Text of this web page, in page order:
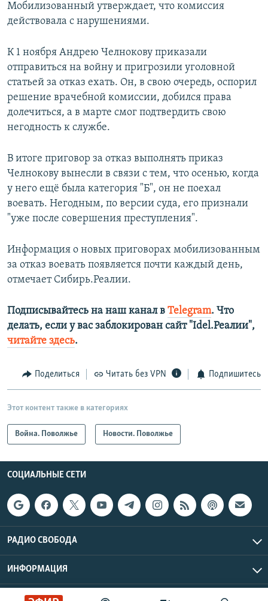
Мобилизованный утверждает, что комиссия
действовала с нарушениями.
К 1 ноября Андрею Челнокову приказали
отправиться на войну и пригрозили уголовной
статьей за отказ ехать. Он, в свою очередь, оспорил
решение врачебной комиссии, добился права
долечиться, а в марте смог подтвердить свою
негодность к службе.
В итоге приговор за отказ выполнять приказ
Челнокову вынесли в связи с тем, что осенью, когда
у него ещё была категория "Б", он не поехал
воевать. Негодным, по версии суда, его признали
"уже после совершения преступления".
Информация о новых приговорах мобилизованным
за отказ воевать появляется почти каждый день,
отмечает Сибирь.Реалии.
Подписывайтесь на наш канал в Telegram. Что
делать, если у вас заблокирован сайт "Idel.Реалии",
читайте здесь.
Поделиться Читать без VPN Подпишитесь
Этот контент также в категориях
Война. Поволжье Новости. Поволжье
СОЦИАЛЬНЫЕ СЕТИ
РАДИО СВОБОДА
ИНФОРМАЦИЯ